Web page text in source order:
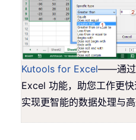
Kutools for Excel——通过
Excel 功能，助您工作更
实现更智能的数据处理与高